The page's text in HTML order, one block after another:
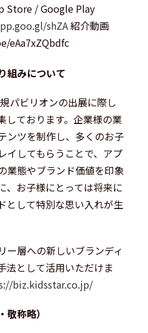
Store / Google Play
shZA紹介動画
eAa7xZQbdfc
組みについて
パビリオンの出展に際し
しております。企業様の業
ンツを制作し、多くのお子
イしてもらうことで、アプ
業態やブランド価値を印象
、お子様にとっては将来に
として特別な思い入れが生
ー層への新しいブランディ
法として活用いただけま
biz.kidsstar.co.jp/
称略）